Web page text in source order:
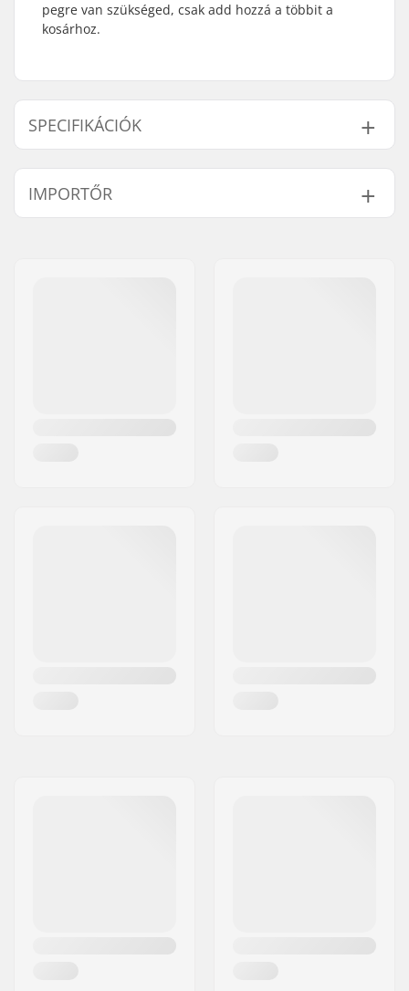
pegre van szükséged, csak add hozzá a többit a
kosárhoz.
SPECIFIKÁCIÓK
Tengely átmérő:
10mm, 14mm
Peg hossza:
Anyag:
Cro-mo acél, Nylon
IMPORTŐR